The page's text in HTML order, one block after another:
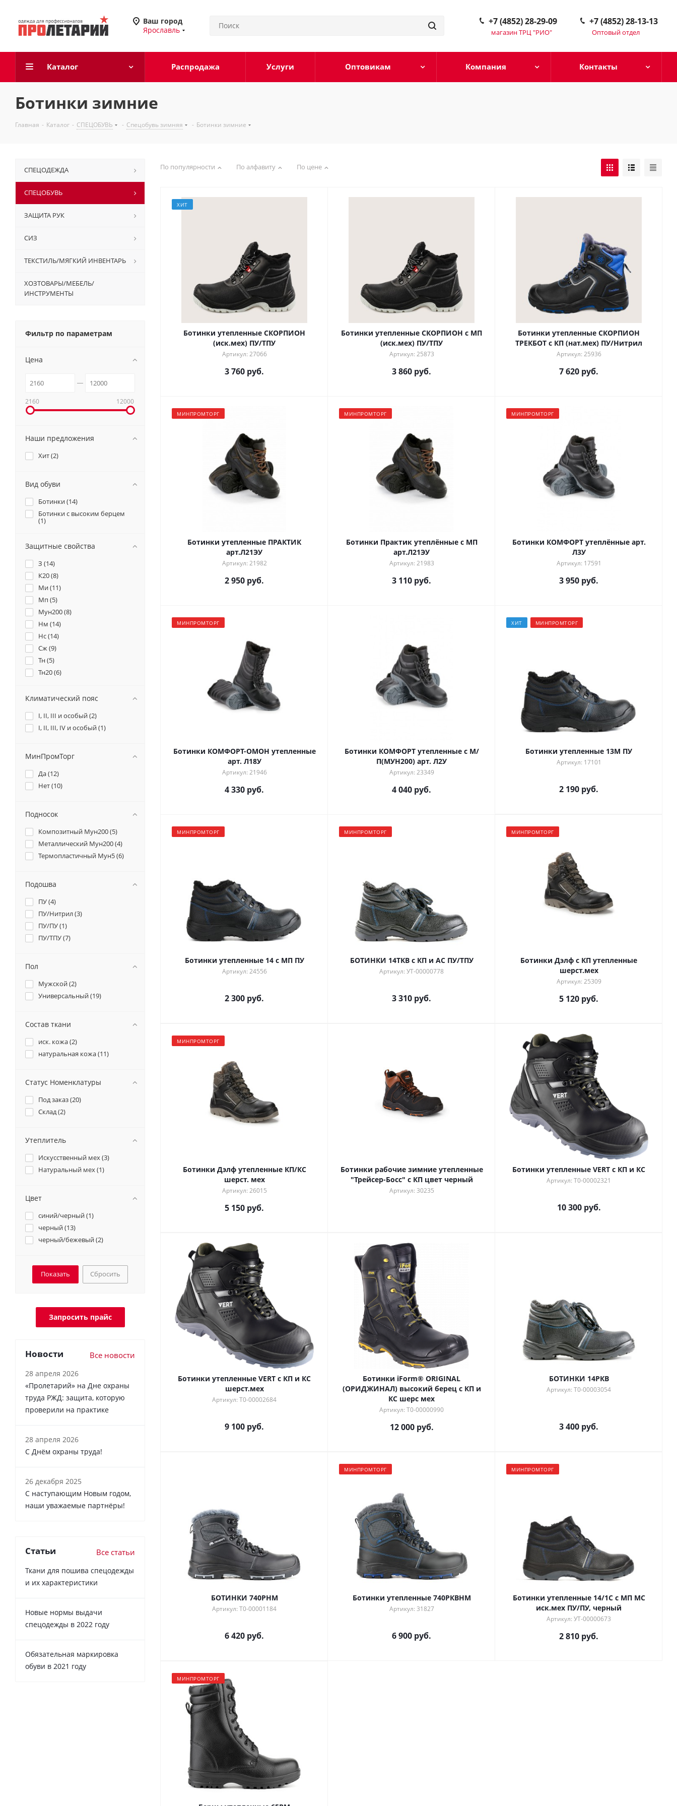
Ваш город
Ярославль
+7 (4852) 28-13-13
Оптовый отдел
+7 (4852) 28-29-09
магазин ТРЦ "РИО"
Каталог Распродажа Услуги Оптовикам Компания Контакты
Ботинки зимние
Главная - Каталог - СПЕЦОБУВЬ - Спецобувь зимняя - Ботинки зимние
По популярности По алфавиту По цене
ХИТ
Ботинки утепленные СКОРПИОН
(иск.мех) ПУ/ТПУ
Артикул: 27066
3 760 руб.
Ботинки утепленные СКОРПИОН с МП
(иск.мех) ПУ/ТПУ
Артикул: 25873
3 860 руб.
Ботинки утепленные СКОРПИОН
ТРЕКБОТ с КП (нат.мех) ПУ/Нитрил
Артикул: 25936
7 620 руб.
МИНПРОМТОРГ
Ботинки утепленные ПРАКТИК
арт.Л21ЭУ
Артикул: 21982
2 950 руб.
МИНПРОМТОРГ
Ботинки Практик утеплённые с МП
арт.Л21ЭУ
Артикул: 21983
3 110 руб.
МИНПРОМТОРГ
Ботинки КОМФОРТ утеплённые арт.
Л3У
Артикул: 17591
3 950 руб.
МИНПРОМТОРГ
Ботинки КОМФОРТ-ОМОН утепленные
арт. Л18У
Артикул: 21946
4 330 руб.
Ботинки КОМФОРТ утепленные с М/
П(МУН200) арт. Л2У
Артикул: 23349
4 040 руб.
ХИТ МИНПРОМТОРГ
Ботинки утепленные 13М ПУ
Артикул: 17101
2 190 руб.
МИНПРОМТОРГ
Ботинки утепленные 14 с МП ПУ
Артикул: 24556
2 300 руб.
МИНПРОМТОРГ
БОТИНКИ 14ТКВ с КП и АС ПУ/ТПУ
Артикул: УТ-00000778
3 310 руб.
МИНПРОМТОРГ
Ботинки Дэлф с КП утепленные
шерст.мех
Артикул: 25309
5 120 руб.
МИНПРОМТОРГ
Ботинки Дэлф утепленные КП/КС
шерст. мех
Артикул: 26015
5 150 руб.
Ботинки рабочие зимние утепленные
"Трейсер-Босс" с КП цвет черный
Артикул: 30235
Ботинки утепленные VERT с КП и КС
Артикул: Т0-00002321
10 300 руб.
Ботинки утепленные VERT с КП и КС
шерст.мех
Артикул: Т0-00002684
9 100 руб.
Ботинки iForm® ORIGINAL
(ОРИДЖИНАЛ) высокий берец с КП и
КС шерс мех
Артикул: Т0-00000990
12 000 руб.
БОТИНКИ 14РКВ
Артикул: Т0-00003054
3 400 руб.
БОТИНКИ 740РНМ
Артикул: Т0-00001184
6 420 руб.
МИНПРОМТОРГ
Ботинки утепленные 740РКВНМ
Артикул: 31827
6 900 руб.
МИНПРОМТОРГ
Ботинки утепленные 14/1С с МП МС
иск.мех ПУ/ПУ, черный
Артикул: УТ-00000673
2 810 руб.
МИНПРОМТОРГ
СПЕЦОДЕЖДА
СПЕЦОБУВЬ
ЗАЩИТА РУК
СИЗ
ТЕКСТИЛЬ/МЯГКИЙ ИНВЕНТАРЬ
ХОЗТОВАРЫ/МЕБЕЛЬ/
ИНСТРУМЕНТЫ
Фильтр по параметрам
Цена
2160 12000
Наши предложения
Хит (2)
Вид обуви
Ботинки (14)
Ботинки с высоким берцем
(1)
Защитные свойства
З (14)
К20 (8)
Ми (11)
Мп (5)
Мун200 (8)
Нм (14)
Нс (14)
Сж (9)
Тн (5)
Тн20 (6)
Тп (2)
Климатический пояс
I, II, III и особый (2)
I, II, III, IV и особый (1)
МинПромТорг
Да (12)
Нет (10)
Подносок
Композитный Мун200 (5)
Металлический Мун200 (4)
Термопластичный Мун5 (6)
Подошва
ПУ (4)
ПУ/Нитрил (3)
ПУ/ПУ (1)
ПУ/ТПУ (7)
Пол
Мужской (2)
Универсальный (19)
Состав ткани
иск. кожа (2)
натуральная кожа (11)
Статус Номенклатуры
Под заказ (20)
Склад (2)
Утеплитель
Искусственный мех (3)
Натуральный мех (1)
Цвет
синий/черный (1)
черный (13)
черный/бежевый (2)
Сбросить
Запросить прайс
Новости Все новости
28 апреля 2026
«Пролетарий» на Дне охраны
труда РЖД: защита, которую
проверили на практике
28 апреля 2026
С Днём охраны труда!
26 декабря 2025
С наступающим Новым годом,
наши уважаемые партнёры!
Статьи Все статьи
Ткани для пошива спецодежды
и их характеристики
Новые нормы выдачи
спецодежды в 2022 году
Обязательная маркировка
обуви в 2021 году